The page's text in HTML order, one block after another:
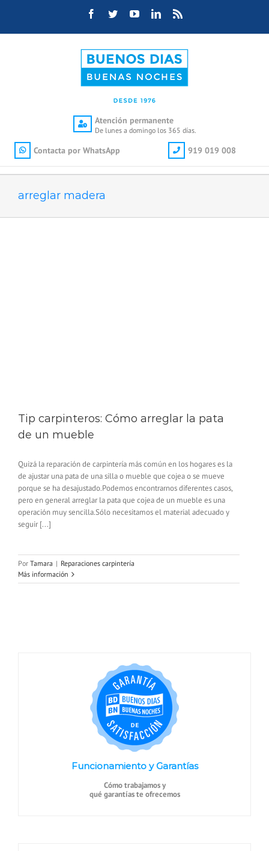
Facebook
TwitterYouTubeLinkedIn
Atención permanente
De lunes a domingo los 365 días.
Contacta por WhatsApp 919 019 008
arreglar madera
Tip carpinteros: Cómo arreglar la pata
de un mueble
Quizá la reparación de carpintería más común en los hogares es la
de ajustar una pata de una silla o mueble que cojea o se mueve
porque se ha desajustado.Podemos encontrarnos diferentes casos,
pero en general arreglar la pata que cojea de un mueble es una
operación muy sencilla.Sólo necesitamos el material adecuado y
seguir [...]
Por Tamara | Reparaciones carpintería
Más información
Funcionamiento y Garantías
Cómo trabajamos y
qué garantías te ofrecemos